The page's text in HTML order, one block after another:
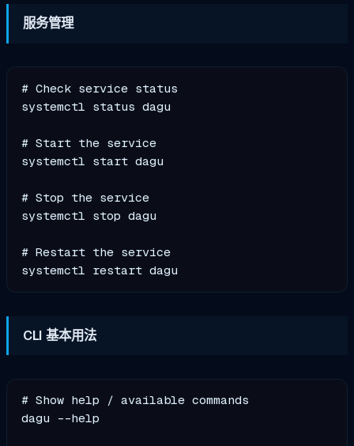
服务管理
# Check service status
systemctl status dagu
# Start the service
systemctl start dagu
# Stop the service
systemctl stop dagu
# Restart the service
CLI 基本用法
# Show help / available commands
dagu --help